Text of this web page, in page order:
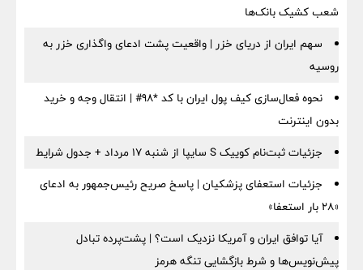
شعب کشیک بانک‌ها
سهم ایران از دریای خزر | واقعیت پشت ادعای واگذاری خزر به
روسیه
نحوه فعال‌سازی کیف پول ایران با کد *98# | انتقال وجه و خرید
بدون اینترنت
جزئیات ثبت‌نام کوییک S سایپا از شنبه ۱۷ مرداد + جدول شرایط
جزئیات استعفای پزشکیان | پاسخ صریح رئیس‌جمهور به ادعای
«۲۸ بار استعفا»
آیا توافق ایران و آمریکا نزدیک است؟ | پشت‌پرده تبادل
پیش‌نویس‌ها و شرط بازگشایی تنگه هرمز